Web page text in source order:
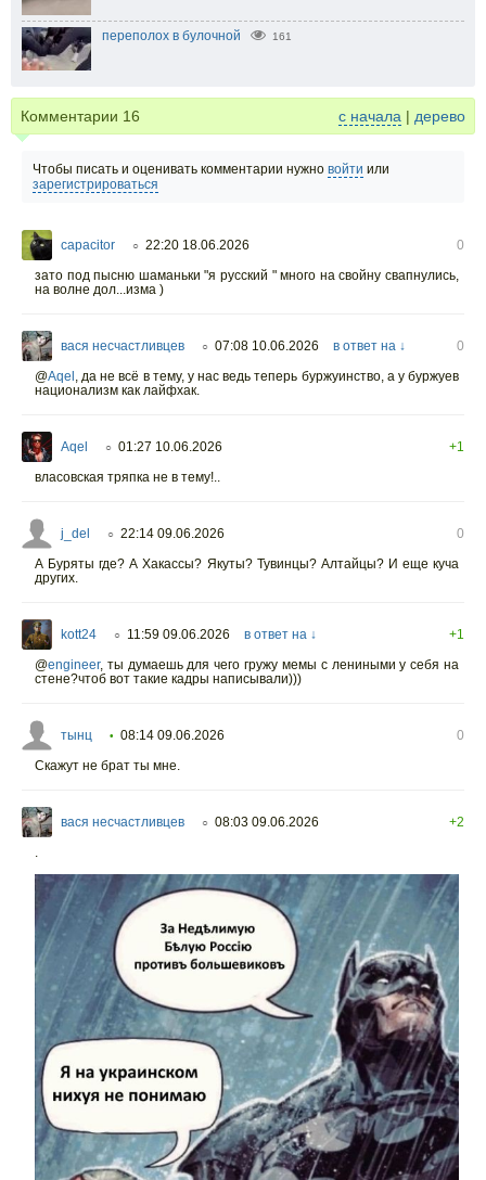
переполох в булочной 161
Комментарии 16 с начала | дерево
Чтобы писать и оценивать комментарии нужно войти или
зарегистрироваться
capacitor ○ 22:20 18.06.2026
0
зато под пысню шаманьки "я русский " много на свойну свапнулись,
на волне дол...изма )
вася несчастливцев ○ 07:08 10.06.2026 в ответ на ↓
0
@Aqel , да не всё в тему, у нас ведь теперь буржуинство, а у буржуев
национализм как лайфхак.
Aqel ○ 01:27 10.06.2026
+1
власовская тряпка не в тему!..
j_del ○ 22:14 09.06.2026
0
А Буряты где? А Хакассы? Якуты? Тувинцы? Алтайцы? И еще куча
других.
kott24 ○ 11:59 09.06.2026 в ответ на ↓
+1
@engineer, ты думаешь для чего гружу мемы с лениными у себя на
стене?чтоб вот такие кадры написывали)))
тынц • 08:14 09.06.2026
0
Скажут не брат ты мне.
вася несчастливцев ○ 08:03 09.06.2026
+2
.